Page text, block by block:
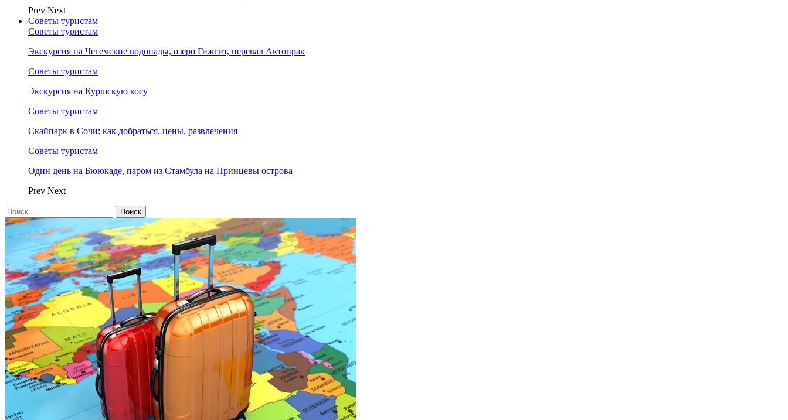
Prev Next
Советы туристам
Советы туристам
Экскурсия на Чегемские водопады, озеро Гижгит, перевал Актопрак
Советы туристам
Экскурсия на Куршскую косу
Советы туристам
Скайпарк в Сочи: как добраться, цены, развлечения
Советы туристам
Один день на Бююкаде, паром из Стамбула на Принцевы острова
Prev Next